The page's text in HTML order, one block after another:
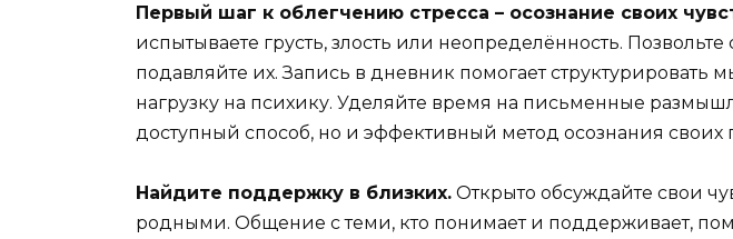
Первый шаг к облегчению стресса – осознание своих
испытываете грусть, злость или неопределённость.
подавляйте их. Запись в дневник помогает структурировать
нагрузку на психику. Уделяйте время на письменные
доступный способ, но и эффективный метод осознания
Найдите поддержку в близких. Открыто обсуждайте свои
родными. Общение с теми, кто понимает и поддерживает,